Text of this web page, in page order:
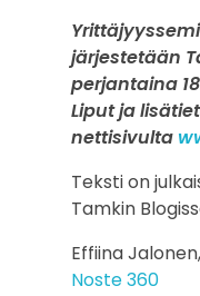
järjestetään
perjantaina
Liput ja
nettisivulta
Teksti on
Tamkin
Effiina Jalonen,
Noste 360